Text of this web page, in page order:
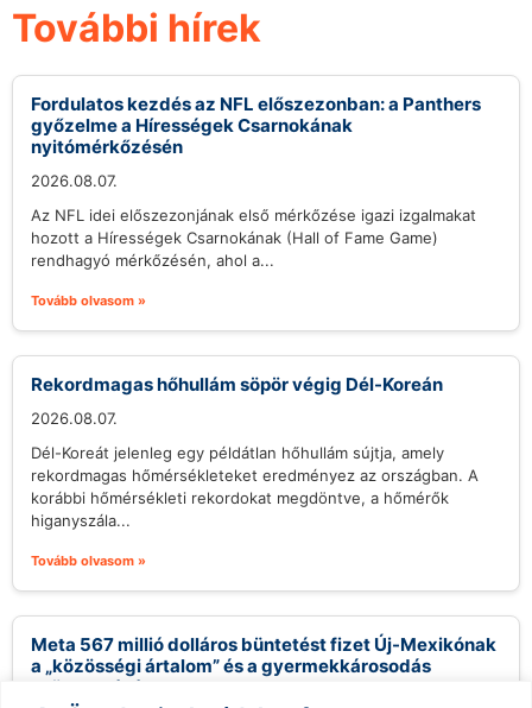
További hírek
Fordulatos kezdés az NFL előszezonban: a Panthers
győzelme a Hírességek Csarnokának
nyitómérkőzésén
2026.08.07.
Az NFL idei előszezonjának első mérkőzése igazi izgalmakat
hozott a Hírességek Csarnokának (Hall of Fame Game)
rendhagyó mérkőzésén, ahol a...
Tovább olvasom »
Rekordmagas hőhullám söpör végig Dél-Koreán
2026.08.07.
Dél-Koreát jelenleg egy példátlan hőhullám sújtja, amely
rekordmagas hőmérsékleteket eredményez az országban. A
korábbi hőmérsékleti rekordokat megdöntve, a hőmérők
higanyszála...
Tovább olvasom »
Meta 567 millió dolláros büntetést fizet Új-Mexikónak
a „közösségi ártalom” és a gyermekkárosodás
csökkentésére